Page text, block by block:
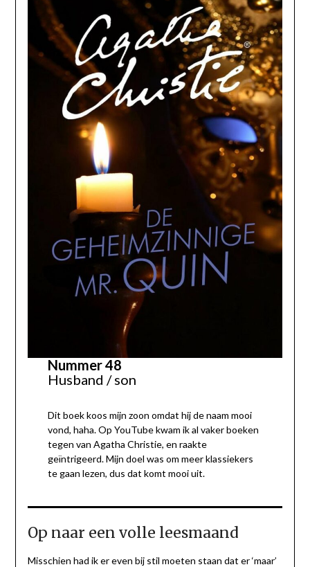
Nummer 48
Husband / son
Dit boek koos mijn zoon omdat hij de naam mooi
vond, haha. Op YouTube kwam ik al vaker boeken
tegen van Agatha Christie, en raakte
geïntrigeerd. Mijn doel was om meer klassiekers
te gaan lezen, dus dat komt mooi uit.
Op naar een volle leesmaand
Misschien had ik er even bij stil moeten staan dat er ‘maar’